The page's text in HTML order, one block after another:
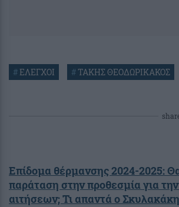
#ΕΛΕΓΧΟΙ # ΤΑΚΗΣ ΘΕΟΔΩΡΙΚΑΚΟΣ
Επίδομα θέρμανσης 2024-2025:
παράταση στην προθεσμία για
αιτήσεων; Τι απαντά ο